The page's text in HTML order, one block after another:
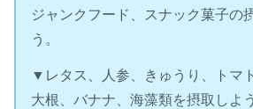
ジャンクフード、スナック菓子の
う。
▼レタス、人参、きゅうり、トマ
大根、バナナ、海藻類を摂取しよう